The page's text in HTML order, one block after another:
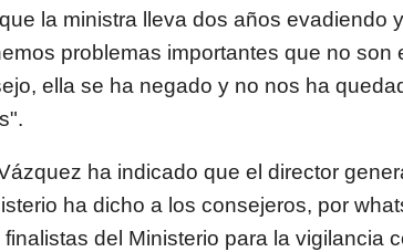
la ministra lleva dos años evadiendo
problemas importantes que no son
ella se ha negado y no nos ha
ha indicado que el director
ha dicho a los consejeros, por
del Ministerio para la vigilancia